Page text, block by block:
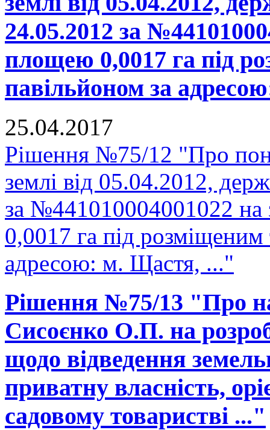
24.05.2012 за
площею 0,0017 га під
павільйоном за
25.04.2017
Рішення №75/12 "Про
землі від 05.04.2012,
за №441010004001022 на
0,0017 га під
адресою: м. Щастя, ..."
Рішення №75/13 "Про
Сисоєнко О.П. на
щодо відведення
приватну власність,
садовому товаристві ..."